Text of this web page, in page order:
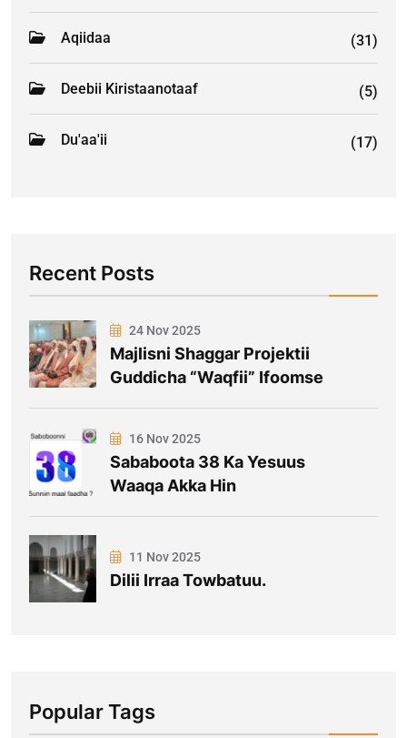
Aqiidaa (31)
Deebii Kiristaanotaaf (5)
Du'aa'ii (17)
Recent Posts
24 Nov 2025
Majlisni Shaggar Projektii
Guddicha “Waqfii” Ifoomse
16 Nov 2025
Sababoota 38 Ka Yesuus
Waaqa Akka Hin
11 Nov 2025
Dilii Irraa Towbatuu.
Popular Tags